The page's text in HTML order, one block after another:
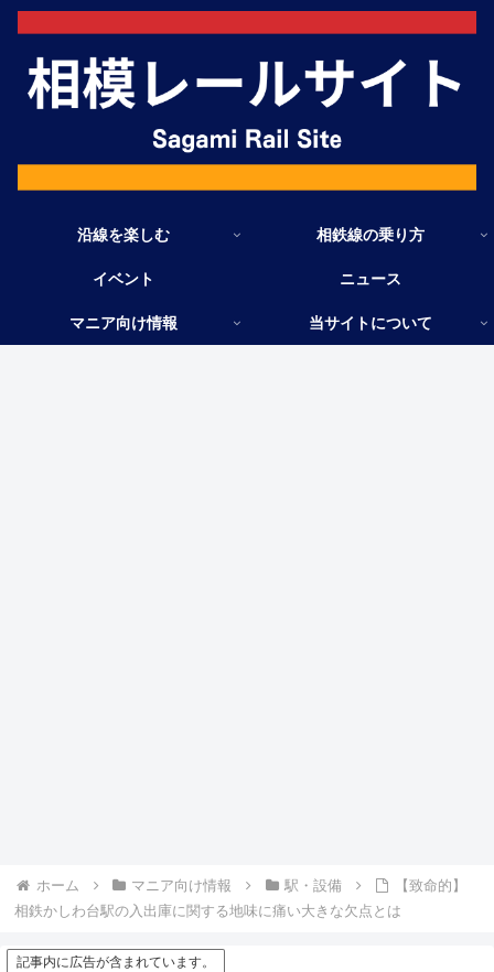
沿線を楽しむ 相鉄線の乗り方
イベント ニュース
マニア向け情報 当サイトについて
ホーム マニア向け情報 駅・設備
【致命的】
相鉄かしわ台駅の入出庫に関する地味に痛い大きな欠点とは
記事内に広告が含まれています。